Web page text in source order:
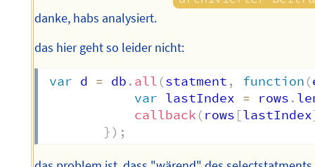
danke, habs analysiert.
das hier geht so leider nicht:
var d = db . all (statment , function (
var lastIndex = rows .
callback (rows [lastIndex
}) ;